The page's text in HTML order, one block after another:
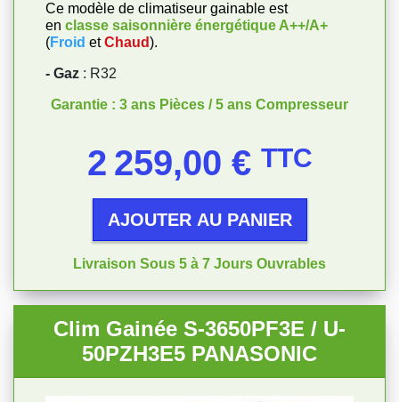
Ce modèle de climatiseur gainable est
en classe saisonnière énergétique A++/A+
(Froid et Chaud).
- Gaz : R32
Garantie : 3 ans Pièces / 5 ans Compresseur
2 259,00 € TTC
AJOUTER AU PANIER
Livraison Sous 5 à 7 Jours Ouvrables
Clim Gainée S-3650PF3E / U-
50PZH3E5 PANASONIC